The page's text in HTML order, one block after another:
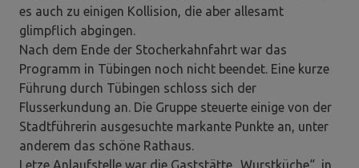
es auch zu einigen Kollision, die aber allesamt
glimpflich abgingen.
Nach dem Ende der Stocherkahnfahrt war das
Programm in Tübingen noch nicht beendet. Eine kurze
Führung durch Tübingen schloss sich der
Flusserkundung an. Die Gruppe steuerte einige von der
Stadtführerin ausgesuchte markante Punkte an, unter
anderem das schöne Rathaus.
Letze Anlaufstelle war die Gaststätte „Wurstküche“, in